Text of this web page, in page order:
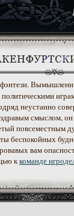
неустанно
смыслом,
беспокойных
вам
ккоманде